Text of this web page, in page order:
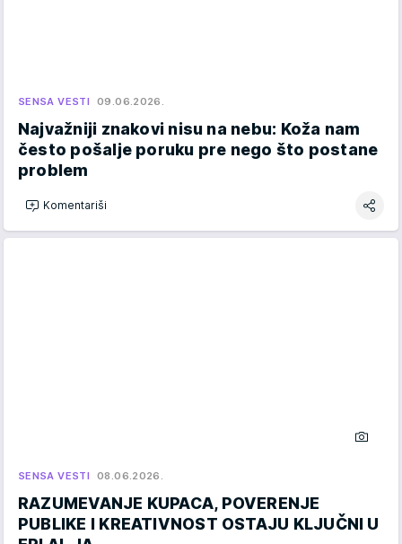
SENSA VESTI 09.06.2026.
Najvažniji znakovi nisu na nebu: Koža nam
često pošalje poruku pre nego što postane
problem
Komentariši
SENSA VESTI 08.06.2026.
RAZUMEVANJE KUPACA, POVERENJE
PUBLIKE I KREATIVNOST OSTAJU KLJUČNI U